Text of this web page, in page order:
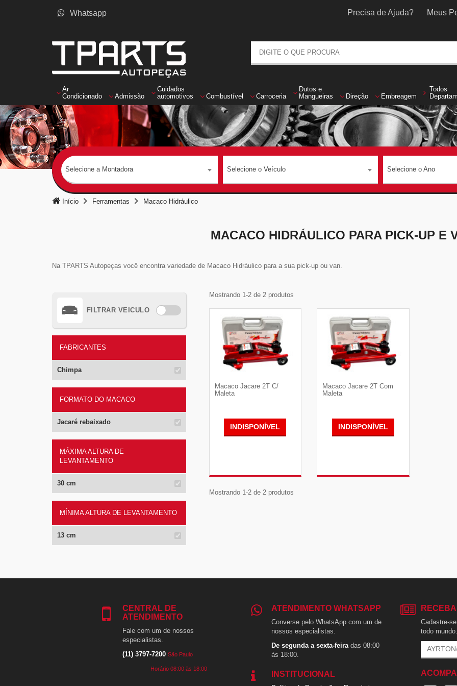
Whatsapp Precisa de Ajuda? Meus
Ar
Condicionado
Admissão
Cuidados
automotivos
Combustível Carroceria
Dutos e
Mangueiras
Direção Embreagem
Todos
Selecione a Montadora Selecione o Veículo Selecione o Ano
Início Ferramentas Macaco Hidráulico
MACACO HIDRÁULICO PARA PICK-UP E
Na TPARTS Autopeças você encontra variedade de Macaco Hidráulico para a sua pick-up ou van.
FILTRAR VEICULO
FABRICANTES
Chimpa
FORMATO DO MACACO
Jacaré rebaixado
MÁXIMA ALTURA DE
LEVANTAMENTO
30 cm
MÍNIMA ALTURA DE LEVANTAMENTO
13 cm
Mostrando 1-2 de 2 produtos
Macaco Jacare 2T C/
Maleta
INDISPONÍVEL
Macaco Jacare 2T Com
Maleta
INDISPONÍVEL
Mostrando 1-2 de 2 produtos
CENTRAL DE
ATENDIMENTO
Fale com um de nossos
especialistas.
(11) 3797-7200 São Paulo
Horário 08:00 às 18:00
ATENDIMENTO WHATSAPP
Converse pelo WhatsApp com um de
nossos especialistas.
De segunda a sexta-feira das 08:00
às 18:00.
INSTITUCIONAL
Cadastre-
todo mundo.